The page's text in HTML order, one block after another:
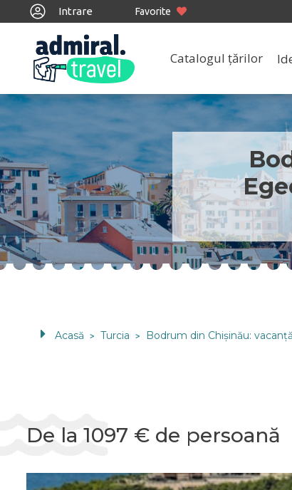
Intrare Favorite
Catalogul țărilor
Acasă > Turcia > Bodrum din Chișinău:
De la 1097 € de persoană